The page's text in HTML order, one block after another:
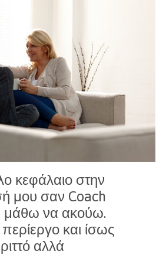
κεφάλαιο στην
μου σαν Coach
μάθω να ακούω.
και ίσως
αλλά